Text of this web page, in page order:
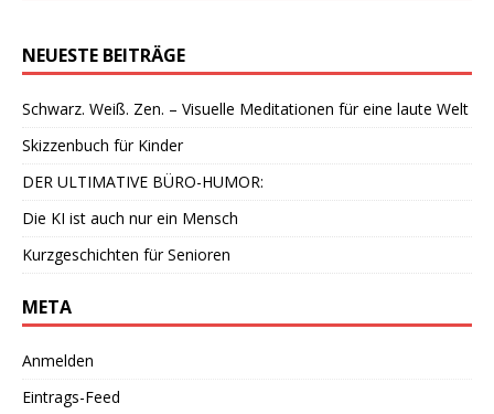
NEUESTE BEITRÄGE
Schwarz. Weiß. Zen. – Visuelle Meditationen für eine laute Welt
Skizzenbuch für Kinder
DER ULTIMATIVE BÜRO-HUMOR:
Die KI ist auch nur ein Mensch
Kurzgeschichten für Senioren
META
Anmelden
Eintrags-Feed